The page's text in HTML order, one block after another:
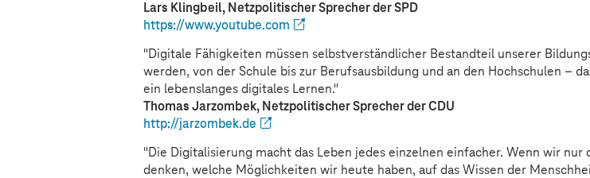
Lars Klingbeil, Netzpolitischer Sprecher der SPD
https://www.youtube.com
"Digitale Fähigkeiten müssen selbstverständlicher Bestandteil unserer
werden, von der Schule bis zur Berufsausbildung und an den Hochschulen –
ein lebenslanges digitales Lernen."
Thomas Jarzombek, Netzpolitischer Sprecher der CDU
http://jarzombek.de
"Die Digitalisierung macht das Leben jedes einzelnen einfacher. Wenn wir nur
denken, welche Möglichkeiten wir heute haben, auf das Wissen der